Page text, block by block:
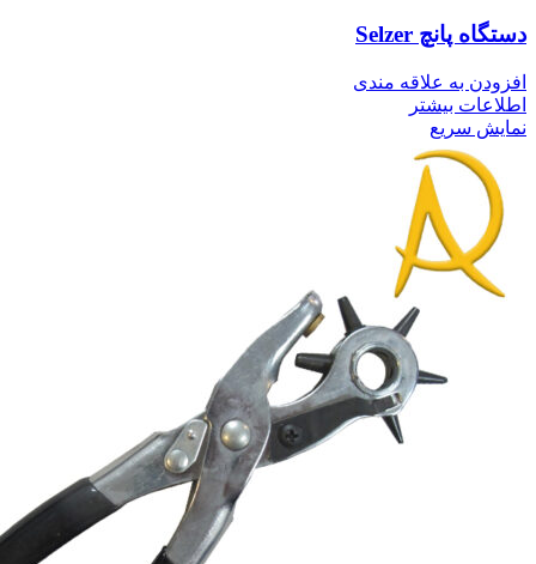
دستگاه پانچ Selzer
افزودن به علاقه مندی
اطلاعات بیشتر
نمایش سریع